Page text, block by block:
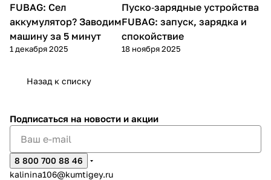
Пуско-зарядные
устройства
FUBAG: Сел
аккумулятор? Заводим
машину за 5 минут
1 декабря 2025
Пуско-зарядные устройства
Пуско‑зарядные устройства
FUBAG: запуск, зарядка и
спокойствие
18 ноября 2025
Назад к списку
Подписаться на новости и акции
8 800 700 88 46
kalinina106@kumtigey.ru